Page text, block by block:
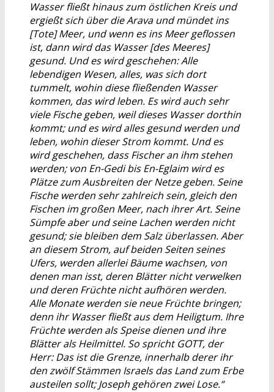
Wasser fließt hinaus zum östlichen Kreis und
ergießt sich über die Arava und mündet ins
[Tote] Meer, und wenn es ins Meer geflossen
ist, dann wird das Wasser [des Meeres]
gesund. Und es wird geschehen: Alle
lebendigen Wesen, alles, was sich dort
tummelt, wohin diese fließenden Wasser
kommen, das wird leben. Es wird auch sehr
viele Fische geben, weil dieses Wasser dorthin
kommt; und es wird alles gesund werden und
leben, wohin dieser Strom kommt. Und es
wird geschehen, dass Fischer an ihm stehen
werden; von En-Gedi bis En-Eglaim wird es
Plätze zum Ausbreiten der Netze geben. Seine
Fische werden sehr zahlreich sein, gleich den
Fischen im großen Meer, nach ihrer Art. Seine
Sümpfe aber und seine Lachen werden nicht
gesund; sie bleiben dem Salz überlassen. Aber
an diesem Strom, auf beiden Seiten seines
Ufers, werden allerlei Bäume wachsen, von
denen man isst, deren Blätter nicht verwelken
und deren Früchte nicht aufhören werden.
Alle Monate werden sie neue Früchte bringen;
denn ihr Wasser fließt aus dem Heiligtum. Ihre
Früchte werden als Speise dienen und ihre
Blätter als Heilmittel. So spricht GOTT, der
Herr: Das ist die Grenze, innerhalb derer ihr
den zwölf Stämmen Israels das Land zum Erbe
austeilen sollt; Joseph gehören zwei Lose.“